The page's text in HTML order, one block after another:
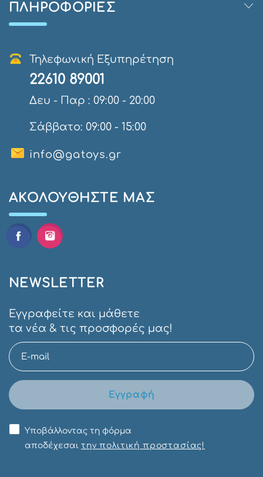
ΠΛΗΡΟΦΟΡΊΕΣ
Τηλεφωνική Εξυπηρέτηση
22610 89001
Δευ - Παρ : 09:00 - 20:00
Σάββατο: 09:00 - 15:00
info@gatoys.gr
AΚΟΛΟΥΘΉΣΤΕ ΜΑΣ
NEWSLETTER
Εγγραφείτε και μάθετε
τα νέα & τις προσφορές μας!
Εγγραφή
Υποβάλλοντας τη φόρμα
αποδέχεσαι την πολιτική προστασίας!